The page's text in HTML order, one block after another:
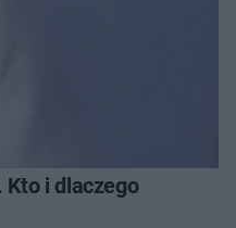
Kto i dlaczego